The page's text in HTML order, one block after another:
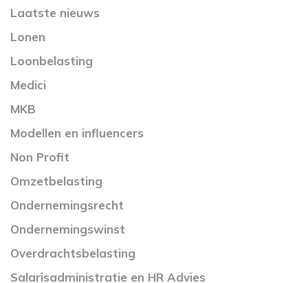
Laatste nieuws
Lonen
Loonbelasting
Medici
MKB
Modellen en influencers
Non Profit
Omzetbelasting
Ondernemingsrecht
Ondernemingswinst
Overdrachtsbelasting
Salarisadministratie en HR Advies